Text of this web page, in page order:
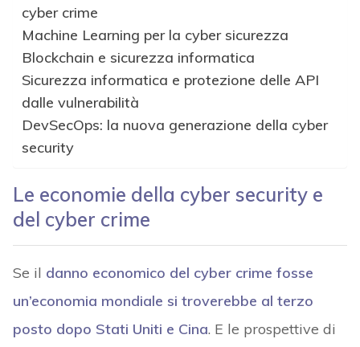
cyber crime
Machine Learning per la cyber sicurezza
Blockchain e sicurezza informatica
Sicurezza informatica e protezione delle API
dalle vulnerabilità
DevSecOps: la nuova generazione della cyber
security
Le economie della cyber security e
del cyber crime
Se il danno economico del cyber crime fosse
un’economia mondiale si troverebbe al terzo
posto dopo Stati Uniti e Cina. E le prospettive di